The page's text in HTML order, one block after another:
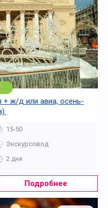
+ ж/д или авиа, осень-
15-50
Экскурсовод
2 дня
Подробнее